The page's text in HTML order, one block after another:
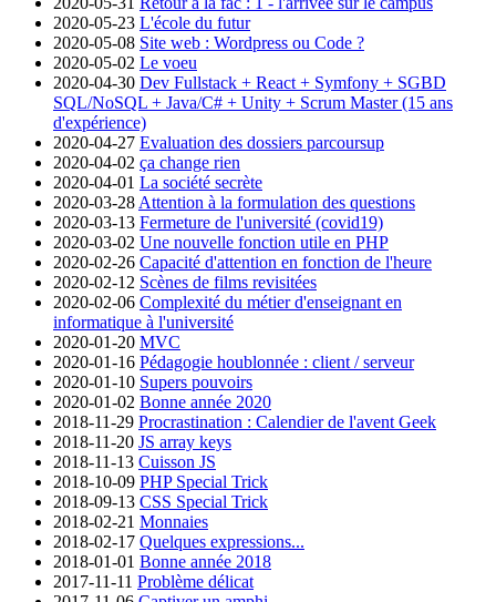
2020-05-23 L'école du futur
2020-05-08 Site web : Wordpress ou Code ?
2020-05-02 Le voeu
2020-04-30 Dev Fullstack + React + Symfony + SGBD
SQL/NoSQL + Java/C# + Unity + Scrum Master (15 ans
d'expérience)
2020-04-27 Evaluation des dossiers parcoursup
2020-04-02 ça change rien
2020-04-01 La société secrète
2020-03-28 Attention à la formulation des questions
2020-03-13 Fermeture de l'université (covid19)
2020-03-02 Une nouvelle fonction utile en PHP
2020-02-26 Capacité d'attention en fonction de l'heure
2020-02-12 Scènes de films revisitées
2020-02-06 Complexité du métier d'enseignant en
informatique à l'université
2020-01-20 MVC
2020-01-16 Pédagogie houblonnée : client / serveur
2020-01-10 Supers pouvoirs
2020-01-02 Bonne année 2020
2018-11-29 Procrastination : Calendier de l'avent Geek
2018-11-20 JS array keys
2018-11-13 Cuisson JS
2018-10-09 PHP Special Trick
2018-09-13 CSS Special Trick
2018-02-21 Monnaies
2018-02-17 Quelques expressions...
2018-01-01 Bonne année 2018
2017-11-11 Problème délicat